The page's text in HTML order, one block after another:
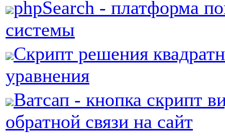
phpSearch - платформа
системы
Скрипт решения
уравнения
Ватсап - кнопка скрипт
обратной связи на сайт